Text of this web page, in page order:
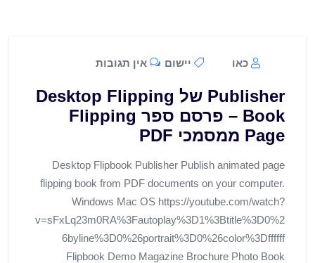
כאו יישום אין תגובות
Publisher של Desktop Flipping
Book – פרסם ספר Flipping
Page ממסמכי PDF
Desktop Flipbook Publisher Publish animated page
flipping book from PDF documents on your computer.
Windows Mac OS https://youtube.com/watch?
v=sFxLq23m0RA%3Fautoplay%3D1%3Btitle%3D0%2
6byline%3D0%26portrait%3D0%26color%3Dffffff
Flipbook Demo Magazine Brochure Photo Book